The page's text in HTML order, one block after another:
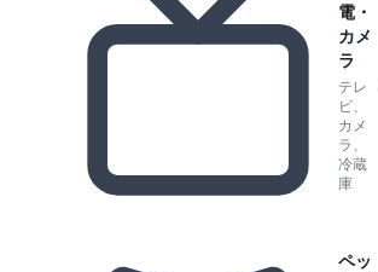
電・
カメ
ラ
テレ
ビ、
カメ
ラ、
冷蔵
庫
ペッ